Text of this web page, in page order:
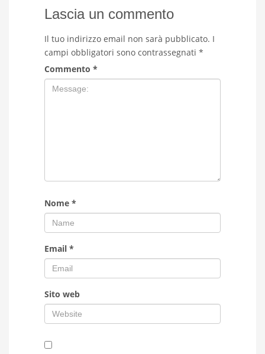
Lascia un commento
Il tuo indirizzo email non sarà pubblicato. I
campi obbligatori sono contrassegnati *
Commento *
Nome *
Email *
Sito web